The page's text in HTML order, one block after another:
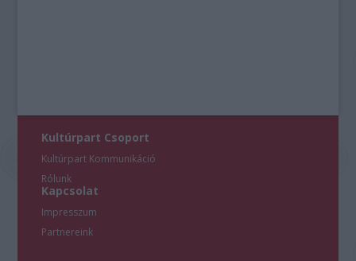
Kultúrpart Csoport
Kultúrpart Kommunikáció
Rólunk
Kapcsolat
Impresszum
Partnereink